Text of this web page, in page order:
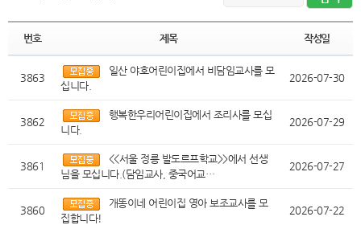
번호 제목 작성일
3863
일산 야호어린이집에서 비담임교사를 모
십니다.
2026-07-30
3862
행복한우리어린이집에서 조리사를 모십
니다.
2026-07-29
3861
<<서울 정릉 발도르프학교>>에서 선생
님을 모십니다.(담임교사, 중국어교…
2026-07-27
3860
개똥이네 어린이집 영아 보조교사를 모
집합니다!
2026-07-22